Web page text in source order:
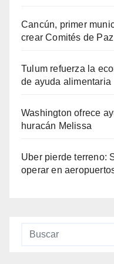
Cancún, primer
crear Comités de Paz
Tulum refuerza la
de ayuda alimentaria
Washington ofrece
huracán Melissa
Uber pierde terreno:
operar en